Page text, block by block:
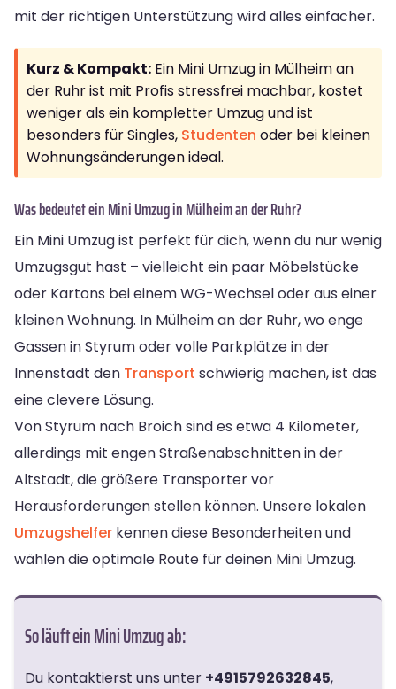
mit der richtigen Unterstützung wird alles einfacher.
Kurz & Kompakt: Ein Mini Umzug in Mülheim an
der Ruhr ist mit Profis stressfrei machbar, kostet
weniger als ein kompletter Umzug und ist
besonders für Singles, Studenten oder bei kleinen
Wohnungsänderungen ideal.
Was bedeutet ein Mini Umzug in Mülheim an der Ruhr?
Ein Mini Umzug ist perfekt für dich, wenn du nur wenig
Umzugsgut hast – vielleicht ein paar Möbelstücke
oder Kartons bei einem WG-Wechsel oder aus einer
kleinen Wohnung. In Mülheim an der Ruhr, wo enge
Gassen in Styrum oder volle Parkplätze in der
Innenstadt den Transport schwierig machen, ist das
eine clevere Lösung.
Von Styrum nach Broich sind es etwa 4 Kilometer,
allerdings mit engen Straßenabschnitten in der
Altstadt, die größere Transporter vor
Herausforderungen stellen können. Unsere lokalen
Umzugshelfer kennen diese Besonderheiten und
wählen die optimale Route für deinen Mini Umzug.
So läuft ein Mini Umzug ab:
Du kontaktierst uns unter +4915792632845,